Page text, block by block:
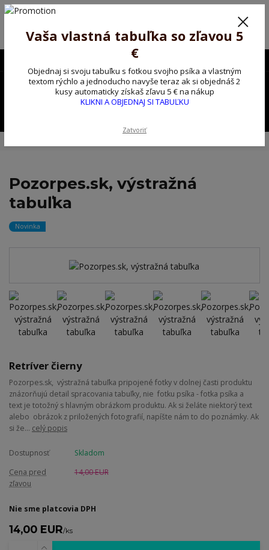
Poprosíme ctených zákazníkov o trpezlivosť, v tomto období máme
Preto sme Vám pripravili malý darček ako ospravedlnenie.
!!! ZĽAVA 5€ na PRVÚ objednávku nad 30€ s kódom pozorpes5 !!!
0,00 EUR
Pozorpes.sk, výstražná
tabuľka
Novinka
Retríver čierny
Pozorpes.sk, výstražná tabuľka pripojené fotky v dolnej časti produktu
znázorňujú detail spracovania tabuľky, nie fotku psíka - fotka psíka a
text je totožný s hlavným obrázkom produktu. Ak si želáte niektorý text
alebo obrázok z priložených fotografií, napíšte nám to do poznámky. Ak
si že... celý popis
Dostupnosť
Skladom
Cena pred
zľavou
14,00 EUR
Nie sme platcovia DPH
14,00 EUR/ks
Vaša vlastná tabuľka so zľavou 5
€
Objednaj si svoju tabuľku s fotkou svojho psíka a vlastným
textom rýchlo a jednoducho navyše teraz ak si objednáš 2
kusy automaticky získaš zľavu 5 € na nákup
KLIKNI A OBJEDNAJ SI TABUĽKU
Zatvoriť